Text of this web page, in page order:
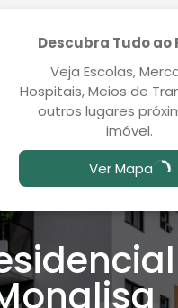
Descubra Tudo ao
Veja Escolas,
Hospitais, Meios de
outros lugares
imóvel.
Ver Mapa